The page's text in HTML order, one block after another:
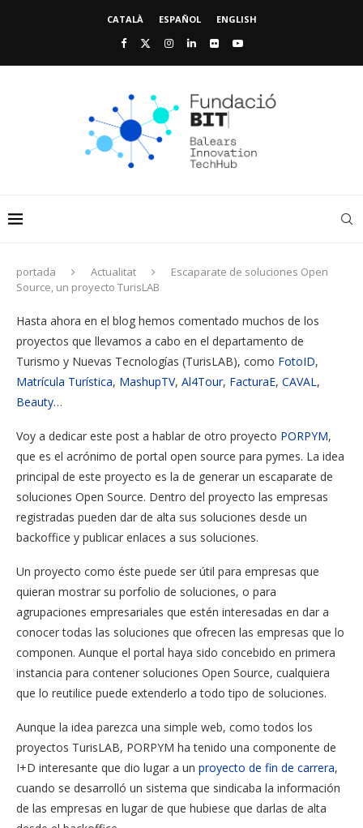
CATALÀ ESPAÑOL ENGLISH
portada Actualitat
Escaparate de soluciones Open
Source, un proyecto TurisLAB
Hasta ahora en el blog hemos comentado muchos de los
proyectos que llevamos a cabo en el departamento de
Turismo y Nuevas Tecnologías (TurisLAB), como FotoID,
Matrícula Turística, MashupTV, Al4Tour, FacturaE, CAVAL,
Beauty…
Voy a dedicar este post a hablar de otro proyecto PORPYM,
que es el acrónimo de portal open source para pymes. La idea
principal de este proyecto es la de generar un escaparate de
soluciones Open Source. Dentro del proyecto las empresas
registradas pueden dar de alta sus soluciones desde un
backoffice y publicar enlaces a sus soluciones.
Un proyecto como éste puede ser útil para empresas que
quieran mostrar su porfolio de soluciones, o para
agrupaciones empresariales que estén interesadas en dar a
conocer todas las soluciones que ofrecen las empresas que lo
componen. Aunque el portal haya sido concebido en primera
instancia para contener soluciones Open Source, cualquiera
que lo reutilice puede extenderlo a todo tipo de soluciones.
Aunque la idea parezca una simple web, como todos los
proyectos TurisLAB, PORPYM ha tenido una componente de
I+D interesante que dio lugar a un proyecto de fin de carrera,
cuando se desarrolló un sistema que sindicaba la información
de las empresas en lugar de que hubiese que darlas de alta